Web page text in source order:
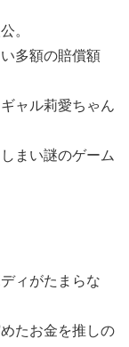
。
多額の賠償額
ャル莉愛ちゃん
まい謎のゲーム
ィがたまらな
たお金を推しの